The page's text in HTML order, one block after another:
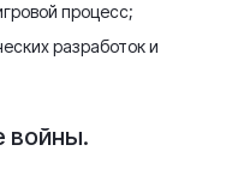
процесс;
разработок и
войны.